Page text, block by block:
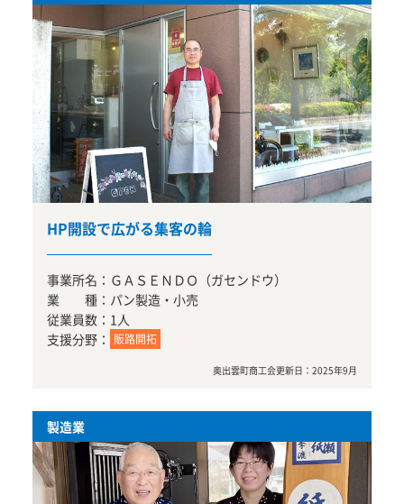
HP開設で広がる集客の輪
事業所名： ＧＡＳＥＮＤＯ（ガセンドウ）
業 種： パン製造・小売
従業員数： 1人
支援分野：
販路開拓
奥出雲町商工会更新日： 2025年9月
製造業